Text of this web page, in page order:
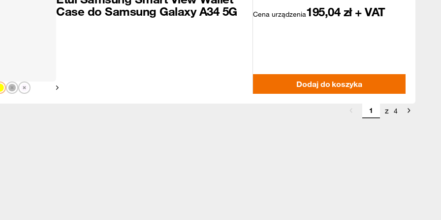
Pokaż następny
Case do Samsung Galaxy A34 5G
Cena urządzenia195,04 zł + VAT
Dodaj do koszyka
z 4